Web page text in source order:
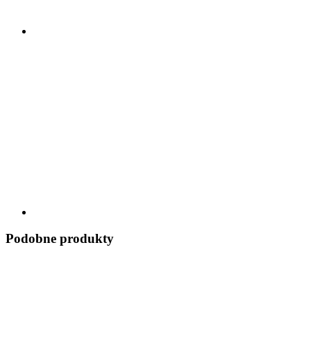
Podobne produkty